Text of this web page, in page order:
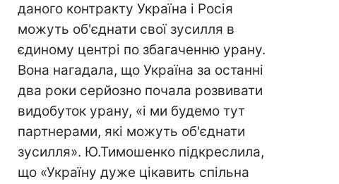
даного контракту Україна і Росія
можуть об'єднати свої зусилля в
єдиному центрі по збагаченню урану.
Вона нагадала, що Україна за останні
два роки серйозно почала розвивати
видобуток урану, «і ми будемо тут
партнерами, які можуть об'єднати
зусилля». Ю.Тимошенко підкреслила,
що «Україну дуже цікавить спільна